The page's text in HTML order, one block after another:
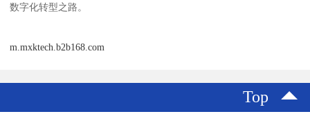
数字化转型之路。
m.mxktech.b2b168.com
Top